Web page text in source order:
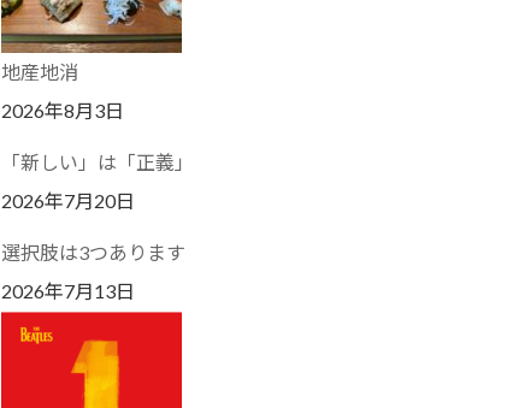
地産地消
2026年8月3日
「新しい」は「正義」
2026年7月20日
選択肢は3つあります
2026年7月13日